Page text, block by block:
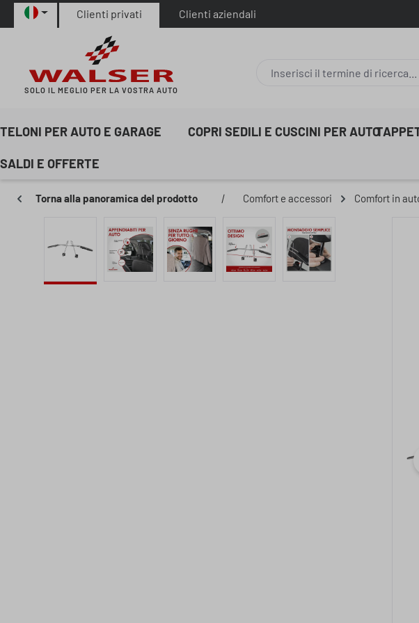
al contenuto principale
Salta alla ricerca
Passa alla navigazione principale
Clienti privati Clienti aziendali
SOLO IL MEGLIO PER LA VOSTRA AUTO
TELONI PER AUTO E GARAGE COPRI SEDILI E CUSCINI PER AUTO
SALDI E OFFERTE
Torna alla panoramica del prodotto | Comfort e accessori Comfort in